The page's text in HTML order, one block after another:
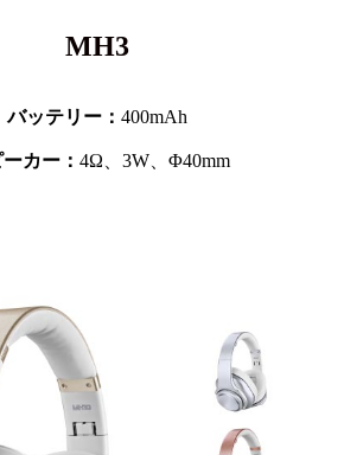
MH3
バッテリー： 400mAh
カー： 4Ω、3W、Φ40mm